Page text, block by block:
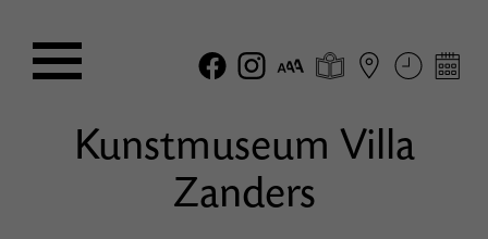
Kunstmuseum Villa
Zanders